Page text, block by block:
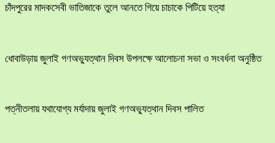
চাঁদপুরের মাদকসেবী ভাতিজাকে তুলে আনতে গিয়ে চাচাকে পিটিয়ে হত্যা
ধোবাউড়ায় জুলাই গণঅভ্যুত্থান দিবস উপলক্ষে আলোচনা সভা ও সংবর্ধনা অনুষ্ঠিত
পত্নীতলায় যথাযোগ্য মর্যাদায় জুলাই গণঅভ্যুত্থান দিবস পালিত